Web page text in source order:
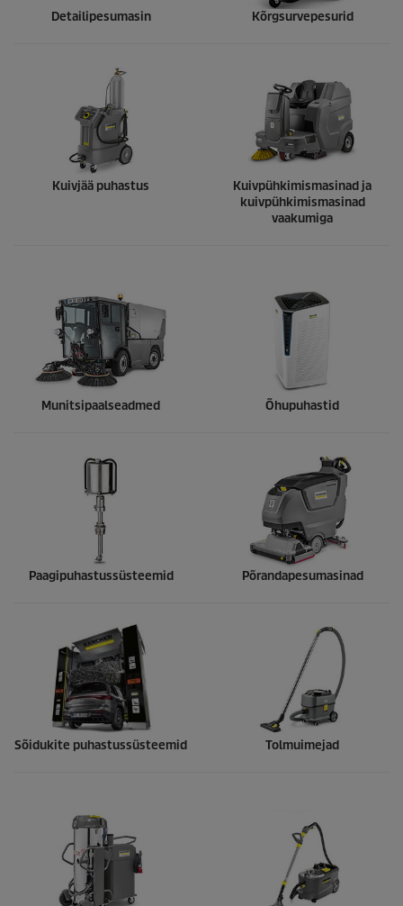
Detailipesumasin Kõrgsurvepesurid
Kuivjää puhastus
Kuivpühkimismasinad ja
kuivpühkimismasinad
vaakumiga
Munitsipaalseadmed Õhupuhastid
Paagipuhastussüsteemid Põrandapesumasinad
Sõidukite puhastussüsteemid Tolmuimejad